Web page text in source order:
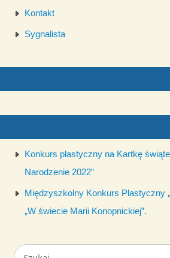
Kontakt
Sygnalista
Konkurs plastyczny na Kartkę
Narodzenie 2022”
Międzyszkolny Konkurs Plastyczny
„W świecie Marii Konopnickiej”.